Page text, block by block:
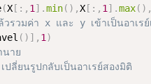
(X [ : , 1 ] .min( ) ,X [ : , 1 ] .max( ) ,
รวมค่า x และ y เข้าเป็นอาเรย์
( ) ] , 1 )
นาย
ปลี่ยนรูปกลับเป็นอาเรย์สองมิติ